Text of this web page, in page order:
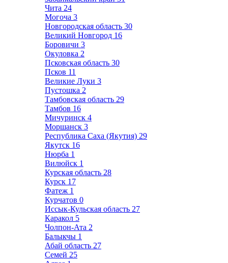
Чита 24
Могоча 3
Новгородская область 30
Великий Новгород 16
Боровичи 3
Окуловка 2
Псковская область 30
Псков 11
Великие Луки 3
Пустошка 2
Тамбовская область 29
Тамбов 16
Мичуринск 4
Моршанск 3
Республика Саха (Якутия) 29
Якутск 16
Нюрба 1
Вилюйск 1
Курская область 28
Курск 17
Фатеж 1
Курчатов 0
Иссык-Кульская область 27
Каракол 5
Чолпон-Ата 2
Балыкчы 1
Абай область 27
Семей 25